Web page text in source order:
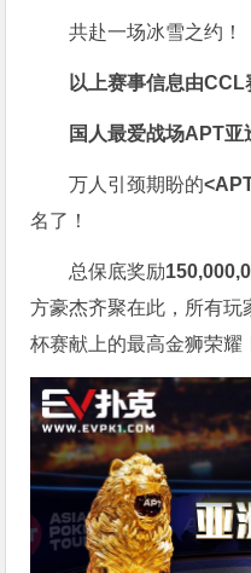
共赴一场冰雪之约！
以上赛事信息由
国人最爱战场APT亚
万人引颈期盼的
名了！
总保底奖励
方豪杰齐聚在此，所有玩
杯赛献上的最高金狮荣耀